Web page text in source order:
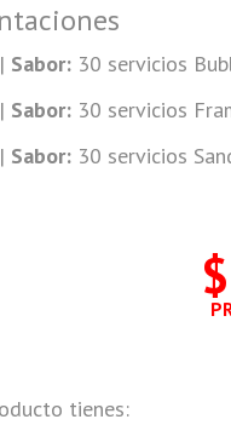
Sabor: 30 servicios
Sabor: 30 servicios
Sabor: 30 servicios
tienes: